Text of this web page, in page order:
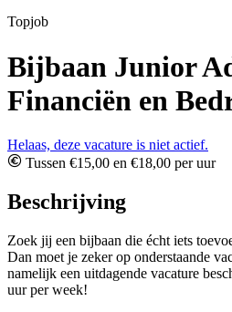
Topjob
Bijbaan Junior
Financiën en
Helaas, deze vacature is niet actief.
Tussen €15,00 en €18,00 per uur
Beschrijving
Zoek jij een bijbaan die écht iets
Dan moet je zeker op onderstaande
namelijk een uitdagende vacature
uur per week!